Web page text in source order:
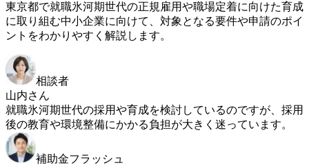
東京都で就職氷河期世代の正規雇用や職場定着に向けた育成
に取り組む中小企業に向けて、対象となる要件や申請のポイ
ントをわかりやすく解説します。
相談者
山内さん
就職氷河期世代の採用や育成を検討しているのですが、採用
後の教育や環境整備にかかる負担が大きく迷っています。
補助金フラッシュ